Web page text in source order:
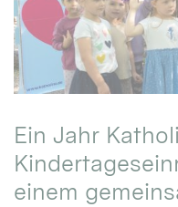
Ein Jahr
einem